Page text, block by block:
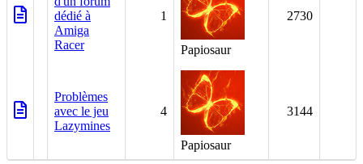
dédié à
Amiga
Racer
1
Papiosaur
2730
Problèmes
avec le jeu
Lazymines
4
Papiosaur
3144